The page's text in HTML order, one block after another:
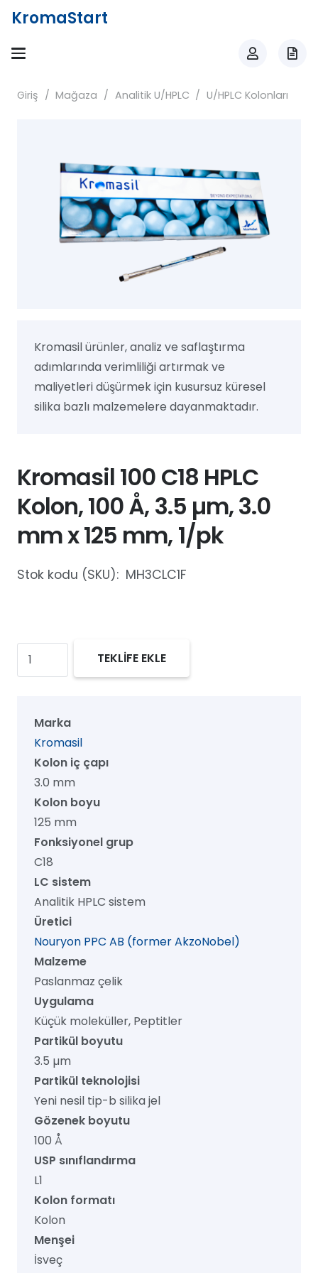
KromaStart
Giriş / Mağaza / Analitik U/HPLC / U/HPLC Kolonları
Kromasil ürünler, analiz ve saflaştırma
adımlarında verimliliği artırmak ve
maliyetleri düşürmek için kusursuz küresel
silika bazlı malzemelere dayanmaktadır.
Kromasil 100 C18 HPLC
Kolon, 100 Å, 3.5 µm, 3.0
mm x 125 mm, 1/pk
Stok kodu (SKU): MH3CLC1F
Kromasil
100
Kolon,
µm,
mm
mm,
1/pk
adet
TEKLİFE EKLE
Marka
Kromasil
Kolon iç çapı
3.0 mm
Kolon boyu
125 mm
Fonksiyonel grup
C18
LC sistem
Analitik HPLC sistem
Üretici
Nouryon PPC AB (former AkzoNobel)
Malzeme
Paslanmaz çelik
Uygulama
Küçük moleküller, Peptitler
Partikül boyutu
3.5 µm
Partikül teknolojisi
Yeni nesil tip-b silika jel
Gözenek boyutu
100 Å
USP sınıflandırma
L1
Kolon formatı
Kolon
Menşei
İsveç